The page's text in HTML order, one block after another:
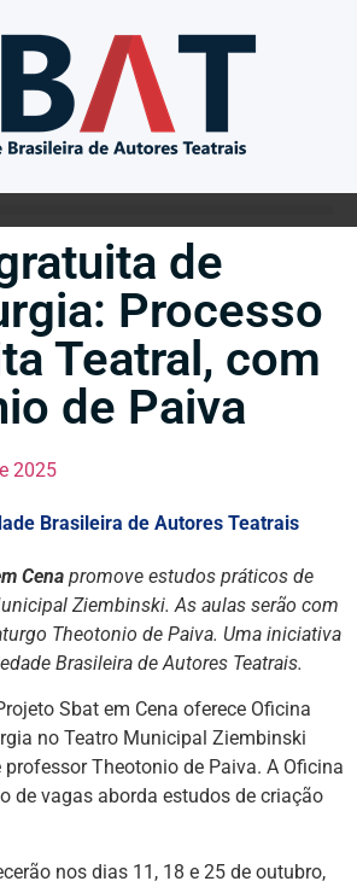
de
Processo
Teatral, com
de Paiva
2025
Brasileira de Autores Teatrais
Cena promove estudos práticos de
Ziembinski. As aulas serão com
Theotonio de Paiva. Uma iniciativa
Brasileira de Autores Teatrais.
Sbat em Cena oferece Oficina
no Teatro Municipal Ziembinski
Theotonio de Paiva. A Oficina
de vagas aborda estudos de criação
nos dias 11, 18 e 25 de outubro,